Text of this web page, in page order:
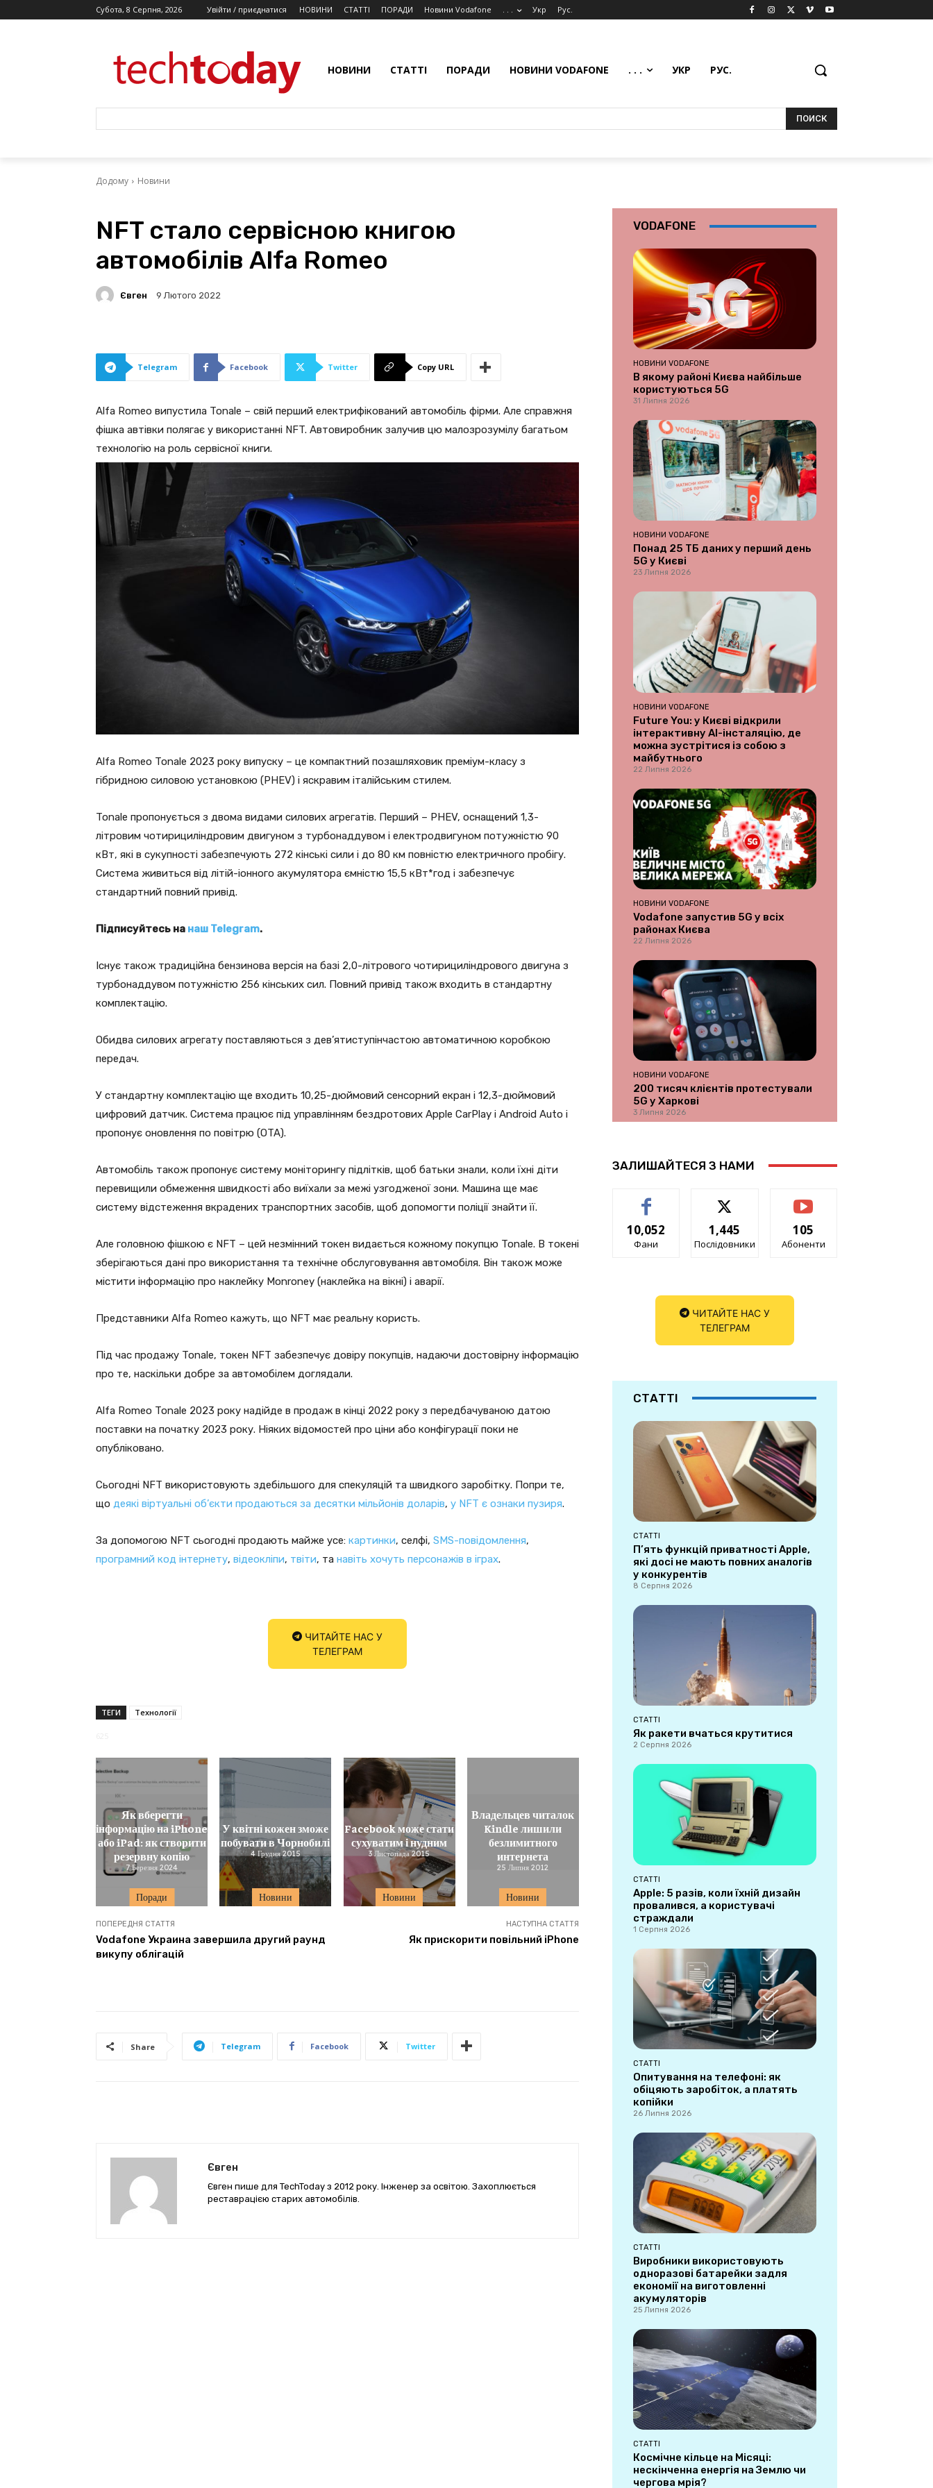
Субота, 8 Серпня, 2026 Увійти / приєднатися НОВИНИ СТАТТІ ПОРАДИ Новини Vodafone . . . Укр Рус.
НОВИНИ СТАТТІ ПОРАДИ НОВИНИ VODAFONE . . . УКР РУС.
ПОИСК
Додому Новини
NFT стало сервісною книгою
автомобілів Alfa Romeo
Євген 9 Лютого 2022
Telegram Facebook Twitter Copy URL
Alfa Romeo випустила Tonale – свій перший електрифікований автомобіль фірми. Але справжня
фішка автівки полягає у використанні NFT. Автовиробник залучив цю малозрозумілу багатьом
технологію на роль сервісної книги.
Alfa Romeo Tonale 2023 року випуску – це компактний позашляховик преміум-класу з
гібридною силовою установкою (PHEV) і яскравим італійським стилем.
Tonale пропонується з двома видами силових агрегатів. Перший – PHEV, оснащений 1,3-
літровим чотирициліндровим двигуном з турбонаддувом і електродвигуном потужністю 90
кВт, які в сукупності забезпечують 272 кінські сили і до 80 км повністю електричного пробігу.
Система живиться від літій-іонного акумулятора ємністю 15,5 кВт*год і забезпечує
стандартний повний привід.
Підписуйтесь на наш Telegram.
Існує також традиційна бензинова версія на базі 2,0-літрового чотирициліндрового двигуна з
турбонаддувом потужністю 256 кінських сил. Повний привід також входить в стандартну
комплектацію.
Обидва силових агрегату поставляються з дев’ятиступінчастою автоматичною коробкою
передач.
У стандартну комплектацію ще входить 10,25-дюймовий сенсорний екран і 12,3-дюймовий
цифровий датчик. Система працює під управлінням бездротових Apple CarPlay і Android Auto і
пропонує оновлення по повітрю (OTA).
Автомобіль також пропонує систему моніторингу підлітків, щоб батьки знали, коли їхні діти
перевищили обмеження швидкості або виїхали за межі узгодженої зони. Машина ще має
систему відстеження вкрадених транспортних засобів, щоб допомогти поліції знайти її.
Але головною фішкою є NFT – цей незмінний токен видається кожному покупцю Tonale. В токені
зберігаються дані про використання та технічне обслуговування автомобіля. Він також може
містити інформацію про наклейку Monroney (наклейка на вікні) і аварії.
Представники Alfa Romeo кажуть, що NFT має реальну користь.
Під час продажу Tonale, токен NFT забезпечує довіру покупців, надаючи достовірну інформацію
про те, наскільки добре за автомобілем доглядали.
Alfa Romeo Tonale 2023 року надійде в продаж в кінці 2022 року з передбачуваною датою
поставки на початку 2023 року. Ніяких відомостей про ціни або конфігурації поки не
опубліковано.
Сьогодні NFT використовують здебільшого для спекуляцій та швидкого заробітку. Попри те,
що деякі віртуальні об’єкти продаються за десятки мільйонів доларів, у NFT є ознаки пузиря.
За допомогою NFT сьогодні продають майже усе: картинки, селфі, SMS-повідомлення,
програмний код інтернету, відеокліпи, твіти, та навіть хочуть персонажів в іграх.
ЧИТАЙТЕ НАС У
ТЕЛЕГРАМ
ТЕГИ Технології
Поради
Як вберегти
інформацію на iPhone
або iPad: як створити
резервну копію
7 Березня 2024
Новини
У квітні кожен зможе
побувати в Чорнобилі
4 Грудня 2015
Новини
Facebook може стати
сухуватим і нудним
3 Листопада 2015
Новини
Владельцев читалок
Kindle лишили
безлимитного
интернета
25 Липня 2012
ПОПЕРЕДНЯ СТАТТЯ
Vodafone Украина завершила другий раунд
викупу облігацій
НАСТУПНА СТАТТЯ
Як прискорити повільний iPhone
Share Telegram Facebook Twitter
Євген
Євген пише для TechToday з 2012 року. Інженер за освітою. Захоплюється
реставрацією старих автомобілів.
VODAFONE
НОВИНИ VODAFONE
В якому районі Києва найбільше
користуються 5G
31 Липня 2026
НОВИНИ VODAFONE
Понад 25 ТБ даних у перший день
5G у Києві
23 Липня 2026
НОВИНИ VODAFONE
Future You: у Києві відкрили
інтерактивну AI-інсталяцію, де
можна зустрітися із собою з
майбутнього
22 Липня 2026
НОВИНИ VODAFONE
Vodafone запустив 5G у всіх
районах Києва
22 Липня 2026
НОВИНИ VODAFONE
200 тисяч клієнтів протестували
5G у Харкові
3 Липня 2026
ЗАЛИШАЙТЕСЯ З НАМИ
10,052
Фани
1,445
Послідовники
105
Абоненти
ЧИТАЙТЕ НАС У
ТЕЛЕГРАМ
СТАТТІ
СТАТТІ
П’ять функцій приватності Apple,
які досі не мають повних аналогів
у конкурентів
8 Серпня 2026
СТАТТІ
Як ракети вчаться крутитися
2 Серпня 2026
СТАТТІ
Apple: 5 разів, коли їхній дизайн
провалився, а користувачі
страждали
1 Серпня 2026
СТАТТІ
Опитування на телефоні: як
обіцяють заробіток, а платять
копійки
26 Липня 2026
СТАТТІ
Виробники використовують
одноразові батарейки задля
економії на виготовленні
акумуляторів
25 Липня 2026
СТАТТІ
Космічне кільце на Місяці:
нескінченна енергія на Землю чи
чергова мрія?